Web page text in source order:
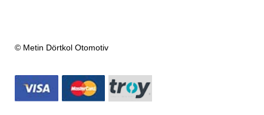
© Metin Dörtkol Otomotiv